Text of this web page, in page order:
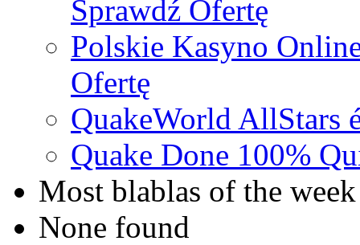
Sprawdź Ofertę
Polskie Kasyno
Ofertę
QuakeWorld AllStars
Quake Done 100%
Most blablas of the week
None found